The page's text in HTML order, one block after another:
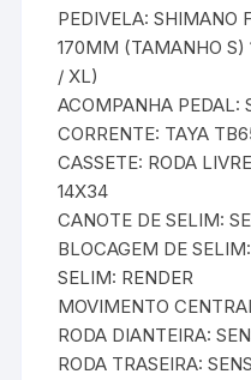
PEDIVELA: SHIMANO
170MM (TAMANHO
/ XL)
ACOMPANHA PEDAL:
CORRENTE: TAYA
CASSETE: RODA
14X34
CANOTE DE SELIM:
BLOCAGEM DE
SELIM: RENDER
MOVIMENTO
RODA DIANTEIRA:
RODA TRASEIRA: